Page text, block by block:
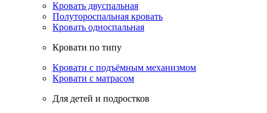
Кровать двуспальная
Полутороспальная кровать
Кровать односпальная
Кровати по типу
Кровати с подъёмным механизмом
Кровати с матрасом
Для детей и подростков